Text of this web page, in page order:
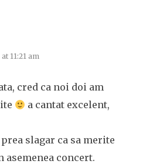
11:21 am
cred ca noi doi am
a cantat excelent,
slagar ca sa merite
asemenea concert.